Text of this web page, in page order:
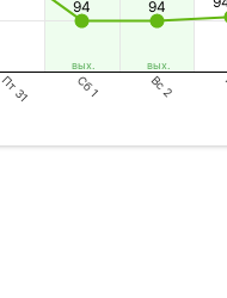
вых. вых.
94 94
Пт 31 Сб 1 Вс 2